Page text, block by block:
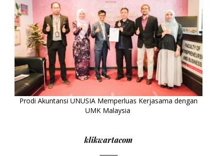
Prodi Akuntansi UNUSIA Memperluas Kerjasama dengan
UMK Malaysia
klikwartacom